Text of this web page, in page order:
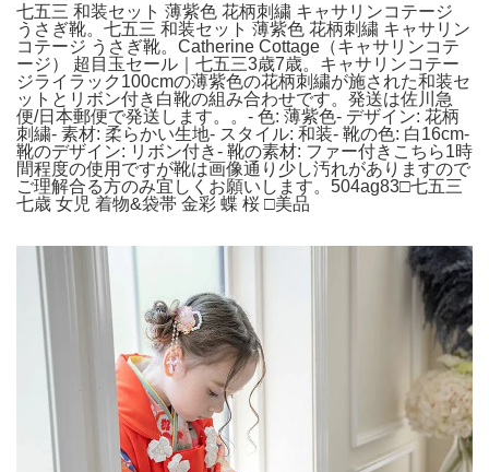
七五三 和装セット 薄紫色 花柄刺繍 キャサリンコテージ
うさぎ靴。七五三 和装セット 薄紫色 花柄刺繍 キャサリン
コテージ うさぎ靴。Catherine Cottage（キャサリンコテ
ージ） 超目玉セール｜七五三3歳7歳。キャサリンコテー
ジライラック100cmの薄紫色の花柄刺繍が施された和装セ
ットとリボン付き白靴の組み合わせです。発送は佐川急
便/日本郵便で発送します。。- 色: 薄紫色- デザイン: 花柄
刺繍- 素材: 柔らかい生地- スタイル: 和装- 靴の色: 白16cm-
靴のデザイン: リボン付き- 靴の素材: ファー付きこちら1時
間程度の使用ですが靴は画像通り少し汚れがありますので
ご理解合る方のみ宜しくお願いします。504ag83□七五三
七歳 女児 着物&袋帯 金彩 蝶 桜 □美品